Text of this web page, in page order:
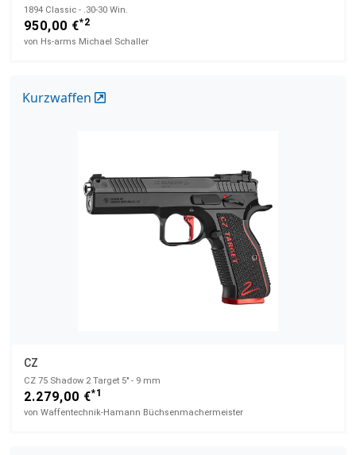
Kurzwaffen
1894 Classic - .30-30 Win.
950,00 €*2
von Hs-arms Michael Schaller
CZ
CZ 75 Shadow 2 Target 5" - 9 mm
2.279,00 €*1
von Waffentechnik-Hamann Büchsenmachermeister